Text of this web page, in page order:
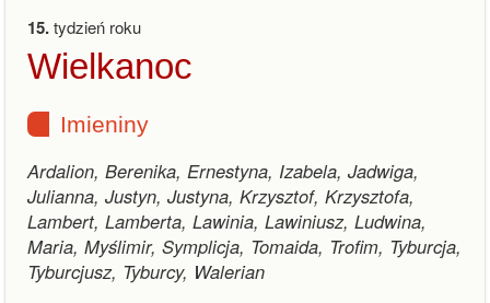
15.tydzień roku
Wielkanoc
Imieniny
Ardalion, Berenika, Ernestyna, Izabela, Jadwiga,
Julianna, Justyn, Justyna, Krzysztof, Krzysztofa,
Lambert, Lamberta, Lawinia, Lawiniusz, Ludwina,
Maria, Myślimir, Symplicja, Tomaida, Trofim, Tyburcja,
Tyburcjusz, Tyburcy, Walerian